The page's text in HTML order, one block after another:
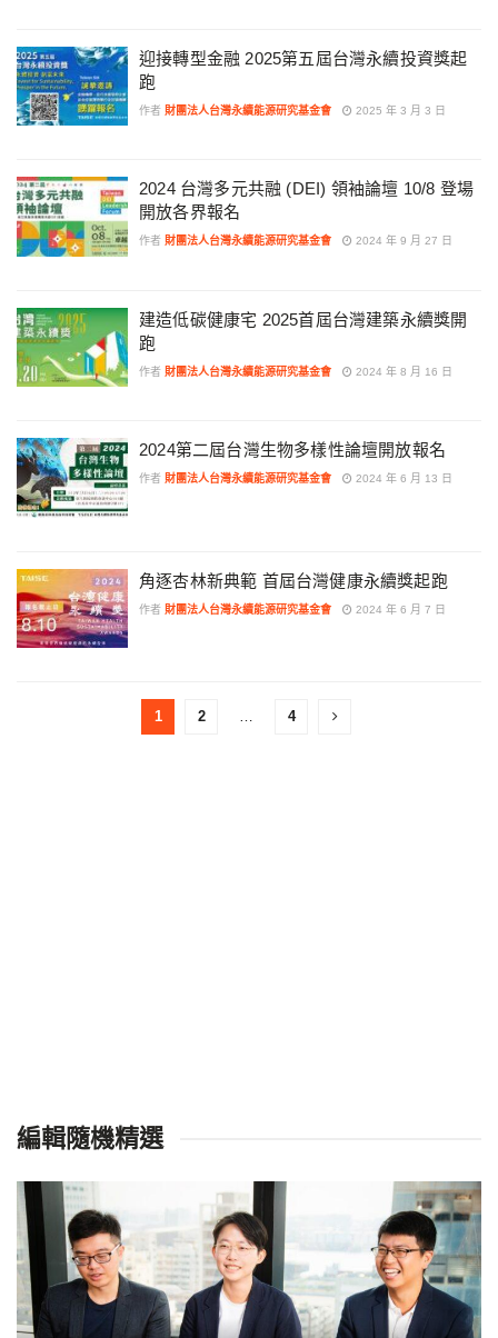
迎接轉型金融 2025第五屆台灣永續投資獎起
跑
作者 財團法人台灣永續能源研究基金會 2025 年 3 月 3 日
2024 台灣多元共融 (DEI) 領袖論壇 10/8 登場
開放各界報名
作者 財團法人台灣永續能源研究基金會 2024 年 9 月 27 日
建造低碳健康宅 2025首屆台灣建築永續獎開
跑
作者 財團法人台灣永續能源研究基金會 2024 年 8 月 16 日
2024第二屆台灣生物多樣性論壇開放報名
作者 財團法人台灣永續能源研究基金會 2024 年 6 月 13 日
角逐杏林新典範 首屆台灣健康永續獎起跑
作者 財團法人台灣永續能源研究基金會 2024 年 6 月 7 日
1 2 … 4
編輯隨機精選